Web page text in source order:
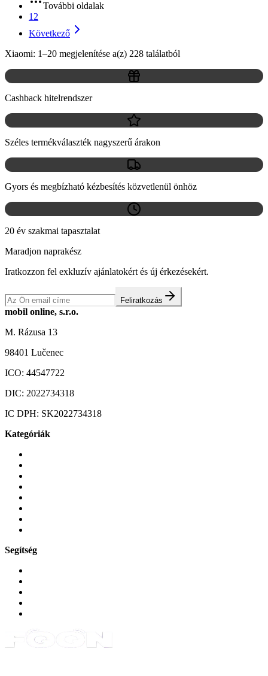
További oldalak
12
Következő
Xiaomi: 1–20 megjelenítése a(z) 228 találatból
Cashback hitelrendszer
Széles termékválaszték nagyszerű árakon
Gyors és megbízható kézbesítés közvetlenül önhöz
20 év szakmai tapasztalat
Maradjon naprakész
Iratkozzon fel exkluzív ajánlatokért és új érkezésekért.
Feliratkozás
mobil online, s.r.o.
M. Rázusa 13
98401 Lučenec
ICO: 44547722
DIC: 2022734318
IC DPH: SK2022734318
Kategóriák
Segítség